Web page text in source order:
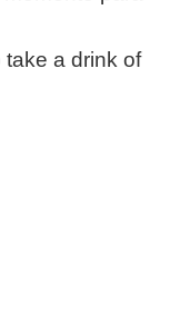
take a drink of